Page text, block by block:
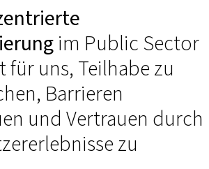
im Public Sector
für uns, Teilhabe zu
Barrieren
und Vertrauen durch
zu